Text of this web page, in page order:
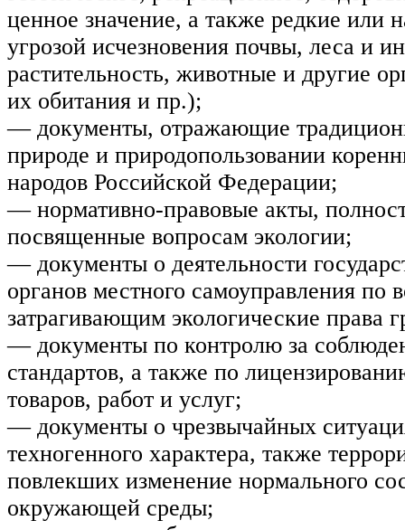
ценное значение, а также редкие или
угрозой исчезновения почвы, леса и
растительность, животные и другие
их обитания и пр.);
— документы, отражающие
природе и природопользовании
народов Российской Федерации;
— нормативно-правовые акты,
посвященные вопросам экологии;
— документы о деятельности
органов местного самоуправления по
затрагивающим экологические права
— документы по контролю за
стандартов, а также по
товаров, работ и услуг;
— документы о чрезвычайных
техногенного характера, также
повлекших изменение нормального
окружающей среды;